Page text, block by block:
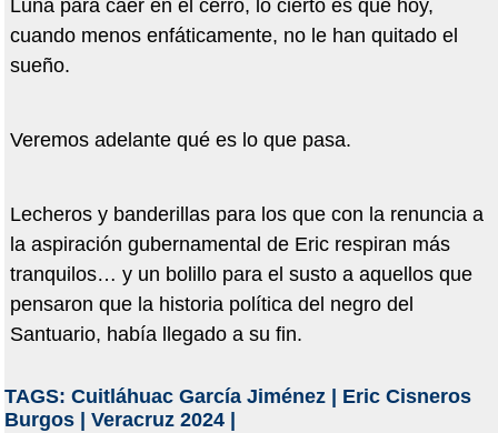
Luna para caer en el cerro, lo cierto es que hoy,
cuando menos enfáticamente, no le han quitado el
sueño.
Veremos adelante qué es lo que pasa.
Lecheros y banderillas para los que con la renuncia a
la aspiración gubernamental de Eric respiran más
tranquilos… y un bolillo para el susto a aquellos que
pensaron que la historia política del negro del
Santuario, había llegado a su fin.
TAGS: Cuitláhuac García Jiménez| Eric Cisneros
Burgos| Veracruz 2024|